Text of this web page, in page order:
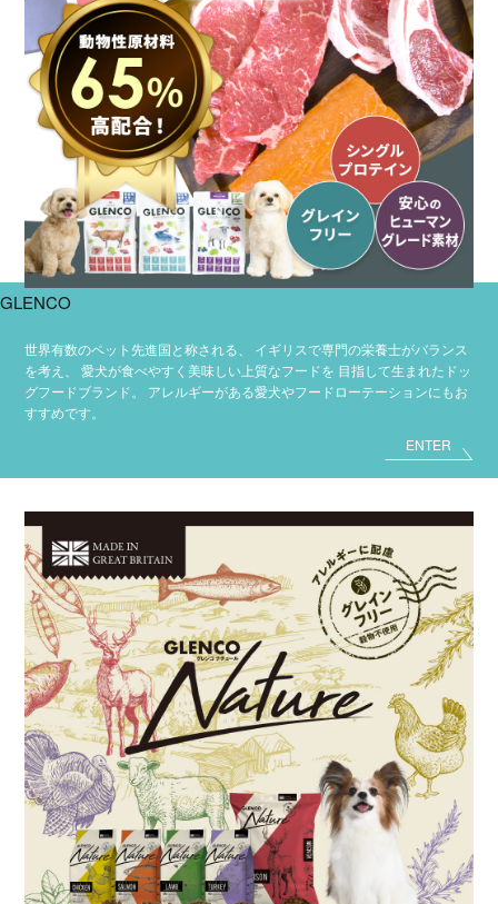
GLENCO
世界有数のペット先進国と称される、
イギリスで専門の栄養士がバランス
を考え、
愛犬が食べやすく美味しい上質なフードを 目指して生まれたドッ
グフードブランド。
アレルギーがある愛犬やフードローテーションにもお
すすめです。
ENTER